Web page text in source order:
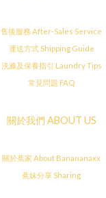
售後服務 After-Sales Service
運送方式 Shipping Guide
洗滌及保養指引 Laundry Tips
常見問題 FAQ
關於我們 ABOUT US
關於蕉家 About Banananaxx
蕉妹分享 Sharing